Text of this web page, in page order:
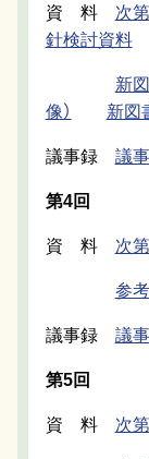
資 料 次第
針検討資料
新
像）
新図
議事録 議
第4回
資 料 次第
参
議事録 議
第5回
資 料 次第